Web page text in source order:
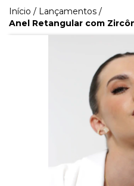
Início / Lançamentos /
Anel Retangular com